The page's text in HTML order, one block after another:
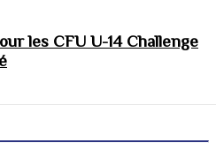
les CFU U-14 Challenge